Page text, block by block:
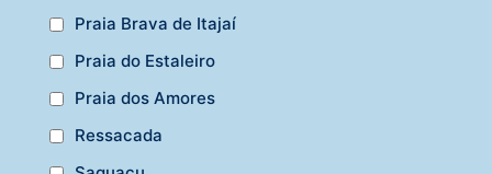
Praia Brava de Itajaí
Praia do Estaleiro
Praia dos Amores
Ressacada